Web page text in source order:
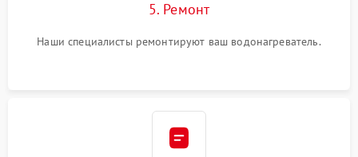
5. Ремонт
Наши специалисты ремонтируют ваш водонагреватель.